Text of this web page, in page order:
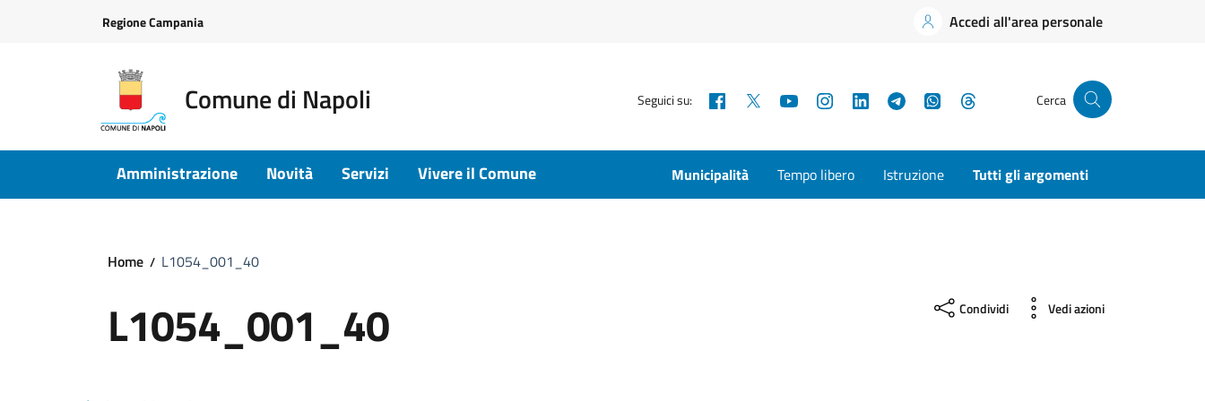
Regione Campania Accedi all'area personale
Comune di Napoli Seguici su: Facebook YouTubeInstagramLinkedInTelegramWhatsApp Cerca
Amministrazione Novità Servizi Vivere il Comune Municipalità Tempo libero Istruzione Tutti gli argomenti
Home L1054_001_40
L1054_001_40 Condividi Vedi azioni